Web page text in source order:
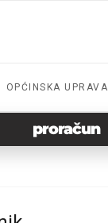
OPĆINSKA UPRAVA
proračun